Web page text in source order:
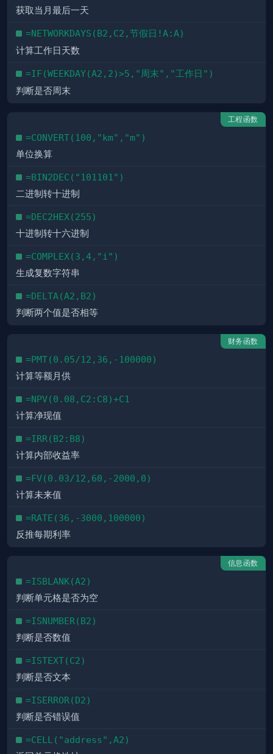
获取当月最后一天
=NETWORKDAYS(B2,C2,节假日!A:A)
计算工作日天数
=IF(WEEKDAY(A2,2)>5,"周末","工作日")
判断是否周末
工程函数
=CONVERT(100,"km","m")
单位换算
=BIN2DEC("101101")
二进制转十进制
=DEC2HEX(255)
十进制转十六进制
=COMPLEX(3,4,"i")
生成复数字符串
=DELTA(A2,B2)
判断两个值是否相等
财务函数
=PMT(0.05/12,36,-100000)
计算等额月供
=NPV(0.08,C2:C8)+C1
计算净现值
=IRR(B2:B8)
计算内部收益率
=FV(0.03/12,60,-2000,0)
计算未来值
=RATE(36,-3000,100000)
反推每期利率
信息函数
=ISBLANK(A2)
判断单元格是否为空
=ISNUMBER(B2)
判断是否数值
=ISTEXT(C2)
判断是否文本
=ISERROR(D2)
判断是否错误值
=CELL("address",A2)